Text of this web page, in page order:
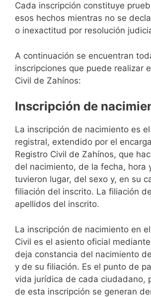
Cada inscripción constituye
esos hechos mientras no se
o inexactitud por resolución
A continuación se encuentran
inscripciones que puede realizar
Civil de Zahínos:
Inscripción de
La inscripción de nacimiento es
registral, extendido por el
Registro Civil de Zahínos, que
del nacimiento, de la fecha, hora
tuvieron lugar, del sexo y, en su
filiación del inscrito. La filiación
apellidos del inscrito.
La inscripción de nacimiento en
Civil es el asiento oficial
deja constancia del nacimiento
y de su filiación. Es el punto de
vida jurídica de cada ciudadano,
de esta inscripción se generan